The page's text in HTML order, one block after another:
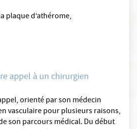
plaque d’athérome,
appel à un chirurgien
orienté par son médecin
vasculaire pour plusieurs raisons,
son parcours médical. Du début